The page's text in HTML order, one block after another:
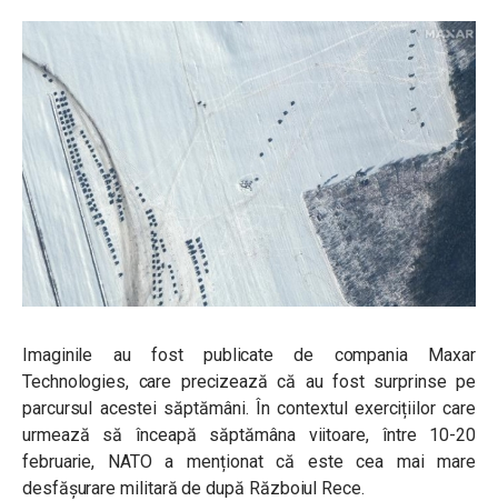
Imaginile au fost publicate de compania Maxar
Technologies, care precizează că au fost surprinse pe
parcursul acestei săptămâni. În contextul exercițiilor care
urmează să înceapă săptămâna viitoare, între 10-20
februarie, NATO a menționat că este cea mai mare
desfășurare militară de după Războiul Rece.